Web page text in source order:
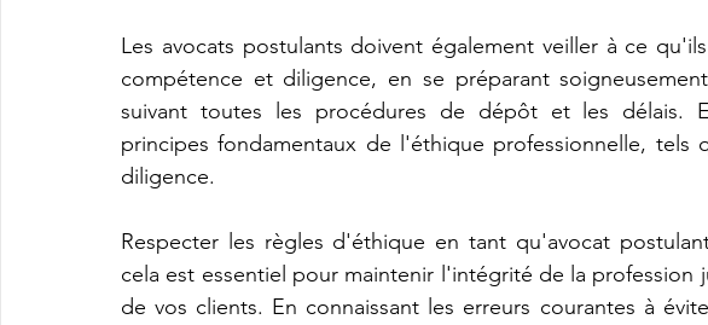
Les avocats postulants doivent également veiller à ce
compétence et diligence, en se préparant
suivant toutes les procédures de dépôt et les délais.
principes fondamentaux de l'éthique professionnelle,
diligence.
Respecter les règles d'éthique en tant qu'avocat
cela est essentiel pour maintenir l'intégrité de la
de vos clients. En connaissant les erreurs courantes à